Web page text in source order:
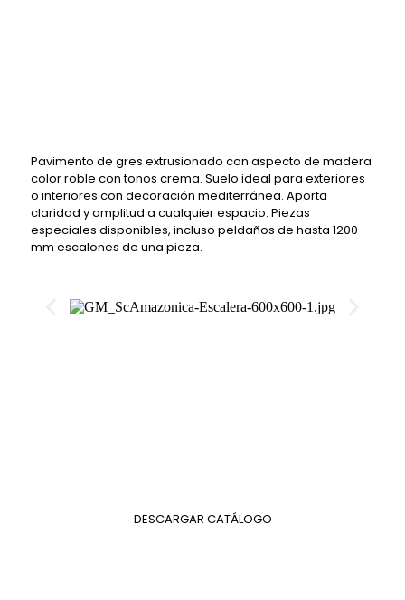
Pavimento de gres extrusionado con aspecto de madera
color roble con tonos crema. Suelo ideal para exteriores
o interiores con decoración mediterránea. Aporta
claridad y amplitud a cualquier espacio. Piezas
especiales disponibles, incluso peldaños de hasta 1200
mm escalones de una pieza.
DESCARGAR CATÁLOGO